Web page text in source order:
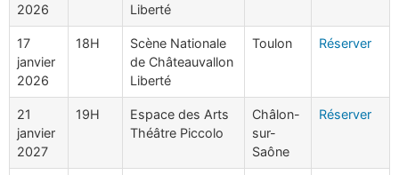
2026
Liberté
17
janvier
2026
18H
Scène Nationale
de Châteauvallon
Liberté
Toulon Réserver
21
janvier
2027
19H
Espace des Arts
Théâtre Piccolo
Châlon-
sur-
Saône
Réserver